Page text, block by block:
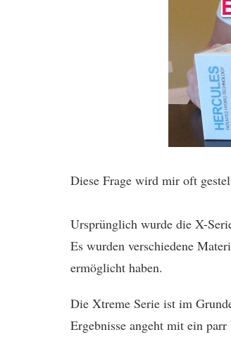
Diese Frage wird mir oft
Ursprünglich wurde die X-
Es wurden verschiedene
ermöglicht haben.
Die Xtreme Serie ist im
Ergebnisse angeht mit ein parr